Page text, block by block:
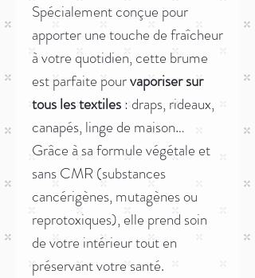
Spécialement conçue pour
apporter une touche de fraîcheur
à votre quotidien, cette brume
est parfaite pourvaporiser sur
tous les textiles: draps, rideaux,
canapés, linge de maison…
Grâce à sa formule végétale et
sans CMR (substances
cancérigènes, mutagènes ou
reprotoxiques), elle prend soin
de votre intérieur tout en
préservant votre santé.